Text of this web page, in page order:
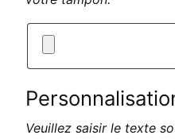
Veuillez saisir le texte